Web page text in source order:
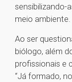
sensibilizando-
meio ambiente.
Ao ser
biólogo, além
profissionais e
“Já formado,